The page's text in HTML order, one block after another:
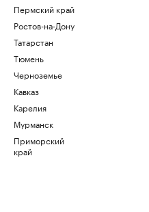
Пермский край
Ростов-на-Дону
Татарстан
Тюмень
Черноземье
Кавказ
Карелия
Мурманск
Приморский
край